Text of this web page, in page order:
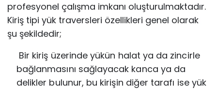
profesyonel çalışma imkanı oluşturulmaktadır.
Kiriş tipi yük traversleri özellikleri genel olarak
şu şekildedir;
Bir kiriş üzerinde yükün halat ya da zincirle
bağlanmasını sağlayacak kanca ya da
delikler bulunur, bu kirişin diğer tarafı ise yük